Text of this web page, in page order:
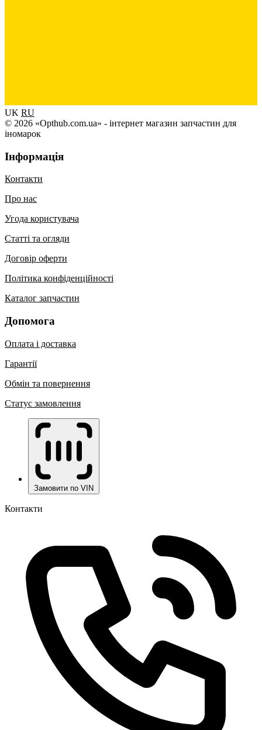
UK RU
© 2026 «Opthub.com.ua» - інтернет магазин запчастин для
іномарок
Інформація
Контакти
Про нас
Угода користувача
Статті та огляди
Договір оферти
Політика конфіденційності
Каталог запчастин
Допомога
Оплата і доставка
Гарантії
Обмін та повернення
Статус замовлення
Замовити по VIN
Контакти